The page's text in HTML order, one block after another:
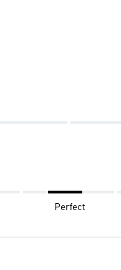
Perfect